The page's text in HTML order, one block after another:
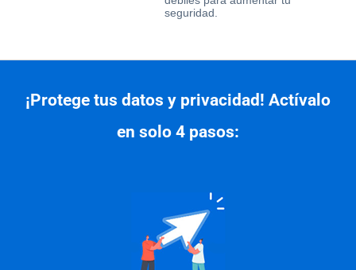
seguridad.
¡Protege tus datos y privacidad! Actívalo
en solo 4 pasos: